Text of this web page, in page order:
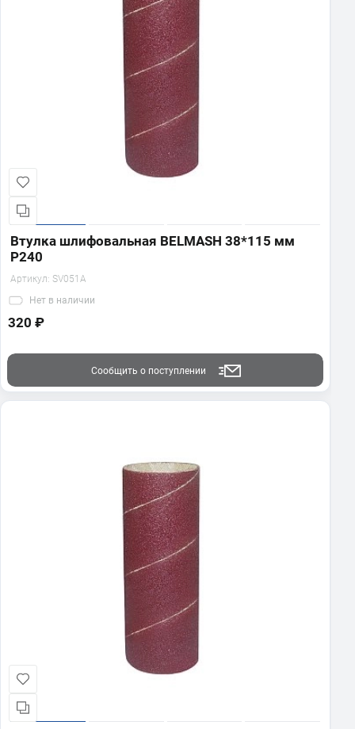
Втулка шлифовальная BELMASH 38*115 мм
P240
Артикул: SV051A
Нет в наличии
320 ₽
Сообщить о поступлении